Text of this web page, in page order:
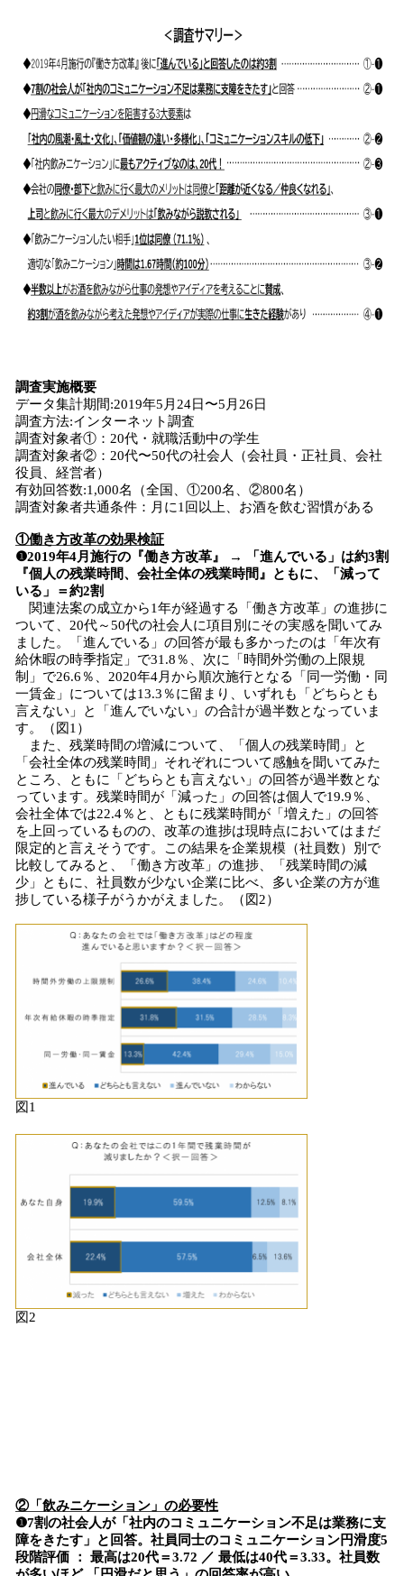
調査実施概要
データ集計期間:2019年5月24日〜5月26日
調査方法:インターネット調査
調査対象者①：20代・就職活動中の学生
調査対象者②：20代〜50代の社会人（会社員・正社員、会社
役員、経営者）
有効回答数:1,000名（全国、①200名、②800名）
調査対象者共通条件：月に1回以上、お酒を飲む習慣がある
①働き方改革の効果検証
❶2019年4月施行の『働き方改革』 → 「進んでいる」は約3割
『個人の残業時間、会社全体の残業時間』ともに、「減って
いる」＝約2割
関連法案の成立から1年が経過する「働き方改革」の進捗に
ついて、20代～50代の社会人に項目別にその実感を聞いてみ
ました。「進んでいる」の回答が最も多かったのは「年次有
給休暇の時季指定」で31.8％、次に「時間外労働の上限規
制」で26.6％、2020年4月から順次施行となる「同一労働・同
一賃金」については13.3％に留まり、いずれも「どちらとも
言えない」と「進んでいない」の合計が過半数となっていま
す。（図1）
また、残業時間の増減について、「個人の残業時間」と
「会社全体の残業時間」それぞれについて感触を聞いてみた
ところ、ともに「どちらとも言えない」の回答が過半数とな
っています。残業時間が「減った」の回答は個人で19.9％、
会社全体では22.4％と、ともに残業時間が「増えた」の回答
を上回っているものの、改革の進捗は現時点においてはまだ
限定的と言えそうです。この結果を企業規模（社員数）別で
比較してみると、「働き方改革」の進捗、「残業時間の減
少」ともに、社員数が少ない企業に比べ、多い企業の方が進
捗している様子がうかがえました。（図2）
図1
図2
②「飲みニケーション」の必要性
❶7割の社会人が「社内のコミュニケーション不足は業務に支
障をきたす」と回答。社員同士のコミュニケーション円滑度5
段階評価 ： 最高は20代＝3.72 ／ 最低は40代＝3.33。社員数